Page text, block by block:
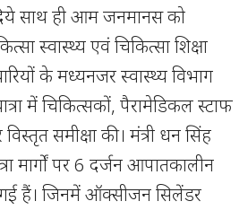
साथ ही आम जनमानस को
स्वास्थ्य एवं चिकित्सा शिक्षा
के मध्यनजर स्वास्थ्य विभाग
में चिकित्सकों, पैरामेडिकल स्टाफ
समीक्षा की। मंत्री धन सिंह
मार्गों पर 6 दर्जन आपातकालीन
हैं। जिनमें ऑक्सीजन सिलेंडर